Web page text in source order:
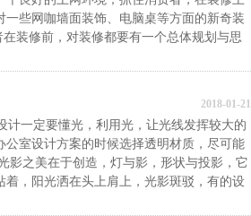
些网咖墙面装饰、电脑桌等方面的新奇装
装修前，对装修都要有一个总体规划与思
2018-01-21
一定要懂光，利用光，让光线发挥较大的
室设计方案的时候选择透明材质，尽可能
影之美在于创造，灯与影，形状与投影，它
，阳光洒在头上肩上，光影斑驳，有的设